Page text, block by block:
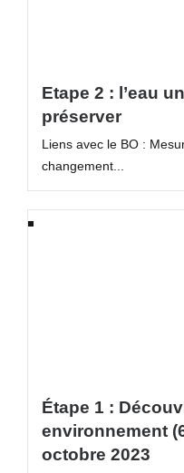
Etape 2 : l’eau
préserver
Liens avec le BO :
changement...
Étape 1 :
environnement
octobre 2023